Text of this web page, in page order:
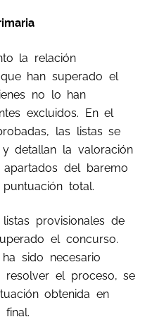
la relación
han superado el
no lo han
excluidos. En el
las listas se
detallan la valoración
del baremo
total.
provisionales de
el concurso.
sido necesario
el proceso, se
obtenida en